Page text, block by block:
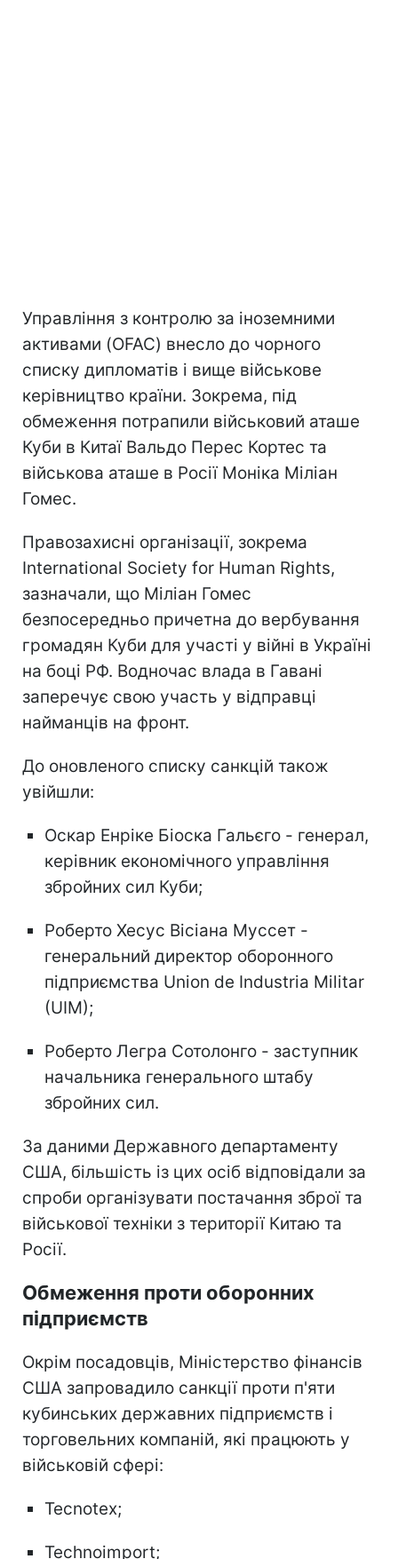
Управління з контролю за іноземними
активами (OFAC) внесло до чорного
списку дипломатів і вище військове
керівництво країни. Зокрема, під
обмеження потрапили військовий аташе
Куби в Китаї Вальдо Перес Кортес та
військова аташе в Росії Моніка Міліан
Гомес.
Правозахисні організації, зокрема
International Society for Human Rights,
зазначали, що Міліан Гомес
безпосередньо причетна до вербування
громадян Куби для участі у війні в Україні
на боці РФ. Водночас влада в Гавані
заперечує свою участь у відправці
найманців на фронт.
До оновленого списку санкцій також
увійшли:
Оскар Енріке Біоска Гальєго - генерал,
керівник економічного управління
збройних сил Куби;
Роберто Хесус Вісіана Муссет -
генеральний директор оборонного
підприємства Union de Industria Militar
(UIM);
Роберто Легра Сотолонго - заступник
начальника генерального штабу
збройних сил.
За даними Державного департаменту
США, більшість із цих осіб відповідали за
спроби організувати постачання зброї та
військової техніки з території Китаю та
Росії.
Обмеження проти оборонних
підприємств
Окрім посадовців, Міністерство фінансів
США запровадило санкції проти п'яти
кубинських державних підприємств і
торговельних компаній, які працюють у
військовій сфері:
Tecnotex;
Technoimport;